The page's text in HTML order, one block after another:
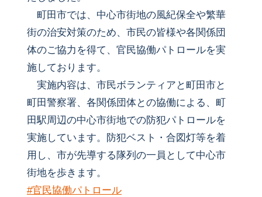
町田市では、中心市街地の風紀保全や繁華
街の治安対策のため、市民の皆様や各関係団
体のご協力を得て、官民協働パトロールを実
施しております。
実施内容は、市民ボランティアと町田市と
町田警察署、各関係団体との協働による、町
田駅周辺の中心市街地での防犯パトロールを
実施しています。防犯ベスト・合図灯等を着
用し、市が先導する隊列の一員として中心市
街地を歩きます。
#官民協働パトロール